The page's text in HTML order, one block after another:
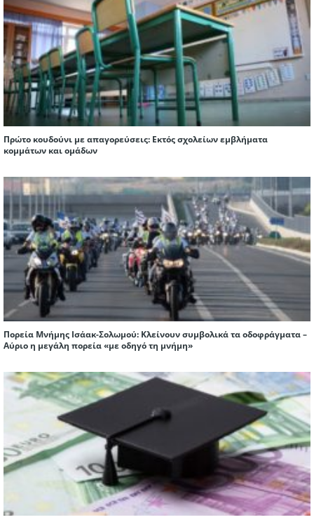
Πρώτο κουδούνι με απαγορεύσεις: Εκτός σχολείων εμβλήματα
κομμάτων και ομάδων
Πορεία Μνήμης Ισάακ-Σολωμού: Κλείνουν συμβολικά τα οδοφράγματα –
Αύριο η μεγάλη πορεία «με οδηγό τη μνήμη»